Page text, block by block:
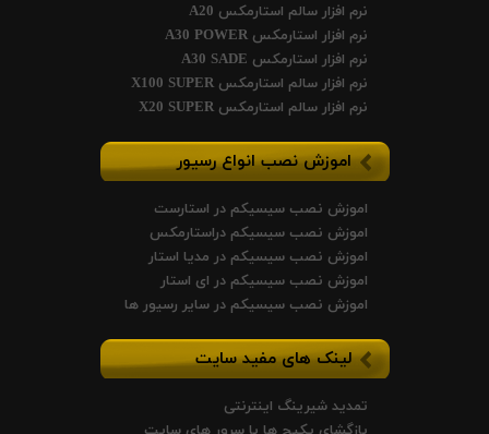
نرم افزار سالم استارمکس A20
نرم افزار استارمکس A30 POWER
نرم افزار استارمکس A30 SADE
نرم افزار سالم استارمکس X100 SUPER
نرم افزار سالم استارمکس X20 SUPER
اموزش نصب انواع رسیور
اموزش نصب سیسیکم در استارست
اموزش نصب سیسیکم دراستارمکس
اموزش نصب سیسیکم در مدیا استار
اموزش نصب سیسیکم در ای استار
اموزش نصب سیسیکم در سایر رسیور ها
لینک های مفید سایت
تمدید شیرینگ اینترنتی